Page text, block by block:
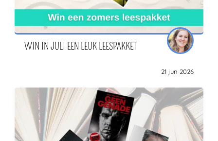
WIN IN JULI EEN LEUK LEESPAKKET
21 jun 2026